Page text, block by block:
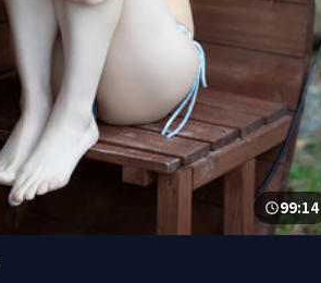
99:14